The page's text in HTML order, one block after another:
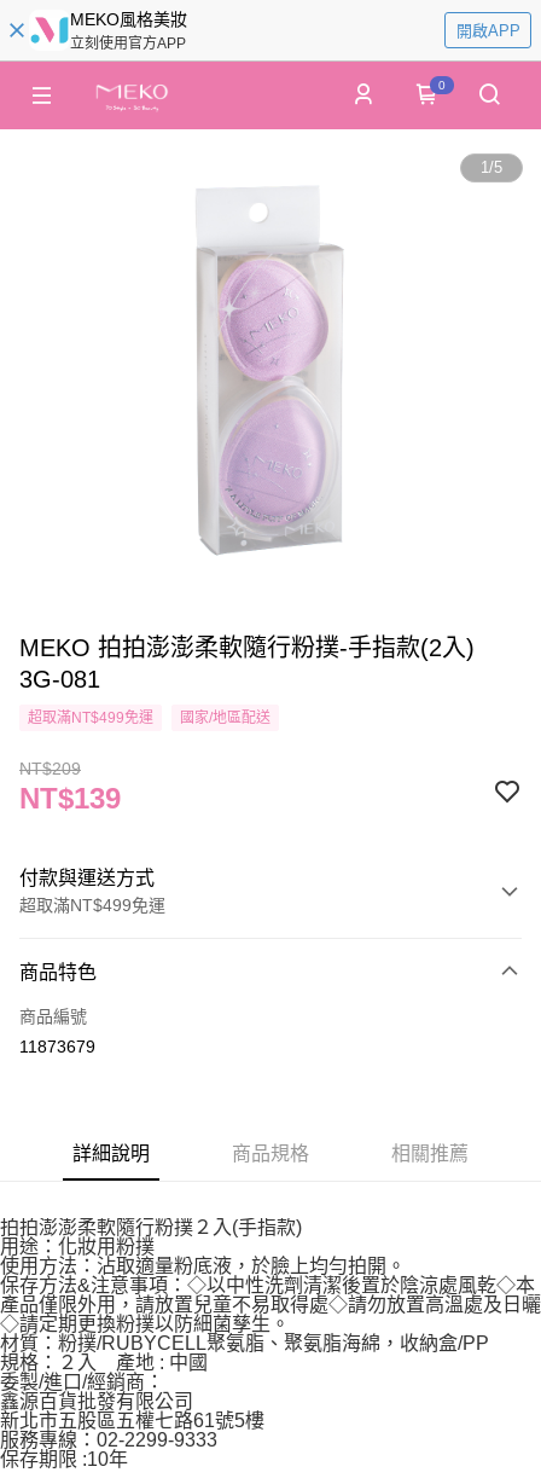
MEKO風格美妝
立刻使用官方APP
開啟APP
0
1/5
MEKO 拍拍澎澎柔軟隨行粉撲-手指款(2入)
3G-081
超取滿NT$499免運 國家/地區配送
NT$209
NT$139
付款與運送方式
超取滿NT$499免運
信用卡一次付款
信用卡分期付款
上海商業儲蓄銀行
台北富邦商業銀行
國泰世華商業銀行
匯豐（台灣）商業銀行
華泰商業銀行
聯邦商業銀行
遠東國際商業銀行
元大商業銀行
永豐商業銀行
玉山商業銀行
星展（台灣）商業銀行
台新國際商業銀行
中國信託商業銀行
台灣樂天信用卡公司
LINE Pay
街口支付
悠遊付
AFTEE先享後付
相關說明
【關於「AFTEE先享後付」】
AFTEE先享後付是「在收到商品之後才付款」的支付方式。 讓您購物簡單
便利好安心！
１．簡單：不需註冊會員、不需綁卡、不需儲值。
ATM付款
運送方式
商品特色
商品編號
11873679
詳細說明 商品規格 相關推薦
拍拍澎澎柔軟隨行粉撲２入(手指款)
用途：化妝用粉撲
使用方法：沾取適量粉底液，於臉上均勻拍開。
保存方法&注意事項：◇以中性洗劑清潔後置於陰涼處風乾◇本
產品僅限外用，請放置兒童不易取得處◇請勿放置高溫處及日曬
◇請定期更換粉撲以防細菌孳生。
材質：粉撲/RUBYCELL聚氨脂、聚氨脂海綿，收納盒/PP
規格：２入 產地 : 中國
委製/進口/經銷商：
鑫源百貨批發有限公司
新北市五股區五權七路61號5樓
服務專線：02-2299-9333
保存期限 :10年